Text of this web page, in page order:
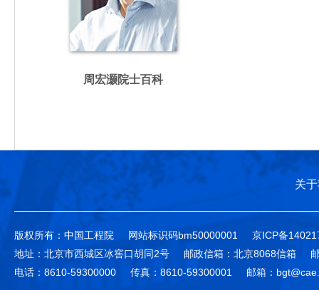
周宏灏院士百科
关
版权所有：中国工程院 网站标识码bm50000001
京ICP备
地址：北京市西城区冰窖口胡同2号
邮政信箱：北京8068信箱
电话：8610-59300000
传真：8610-59300001 邮箱：